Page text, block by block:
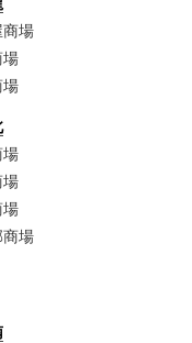
商場​
場
場
場
場
場
商場